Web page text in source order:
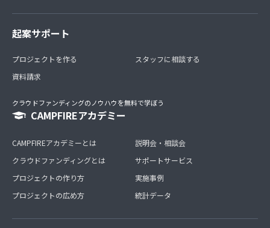
起案サポート
プロジェクトを作る
資料請求
スタッフに相談する
クラウドファンディングのノウハウを無料で学ぼう
CAMPFIREアカデミー
CAMPFIREアカデミーとは
クラウドファンディングとは
プロジェクトの作り方
プロジェクトの広め方
説明会・相談会
サポートサービス
実施事例
統計データ